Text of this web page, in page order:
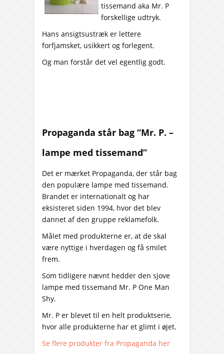
tissemand aka Mr. P
forskellige udtryk.
Hans ansigtsustræk er lettere
forfjamsket, usikkert og forlegent.
Og man forstår det vel egentlig godt.
Propaganda står bag “Mr. P. –
lampe med tissemand”
Det er mærket Propaganda, der står bag
den populære lampe med tissemand.
Brandet er internationalt og har
eksisteret siden 1994, hvor det blev
dannet af den gruppe reklamefolk.
Målet med produkterne er, at de skal
være nyttige i hverdagen og få smilet
frem.
Som tidligere nævnt hedder den sjove
lampe med tissemand Mr. P One Man
Shy.
Mr. P er blevet til en helt produktserie,
hvor alle produkterne har et glimt i øjet.
Se flere produkter fra Propaganda her